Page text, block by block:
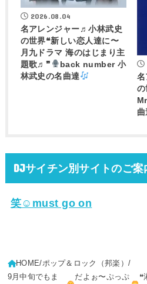
2026.08.04
名アレンジャー♬小林武史
の世界❝新しい恋人達に〜
月九ドラマ 海のはじまり主
題歌♬❞
back number 小
林武史の名曲達
名
の
曲
DJサイチン別サイトのご案
笑☺must go on
HOME ポップ＆ロック（邦楽）
9月中旬でもま
だよぉ〜ぷっぷ
❝